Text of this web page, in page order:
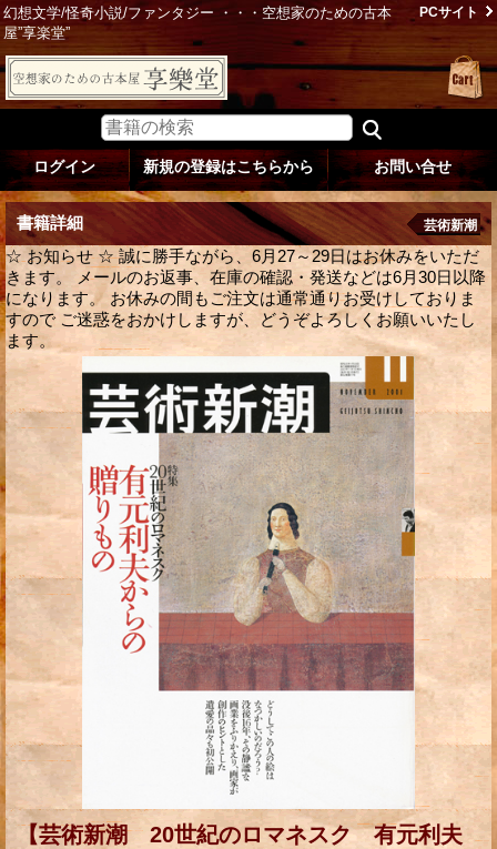
幻想文学/怪奇小説/ファンタジー ・・・空想家のための古本
屋”享楽堂”
PCサイト
ログイン 新規の登録はこちらから お問い合せ
書籍詳細 芸術新潮
☆ お知らせ ☆ 誠に勝手ながら、6月27～29日はお休みをいただ
きます。 メールのお返事、在庫の確認・発送などは6月30日以降
になります。 お休みの間もご注文は通常通りお受けしておりま
すので ご迷惑をおかけしますが、どうぞよろしくお願いいたし
ます。
【芸術新潮 20世紀のロマネスク 有元利夫